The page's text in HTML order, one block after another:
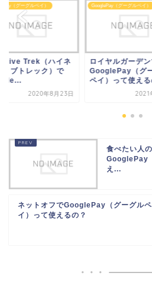
（グーグルペイ）
Trek（ハイネ
ィブトレック）で
2020年8月23日
GooglePay（グーグルペイ）
ロイヤルガーデ
GooglePay（グ
ペイ）って使える
2021
食べたい人
GooglePay
え...
ネットオフでGooglePay（グーグルペ
イ）って使えるの？